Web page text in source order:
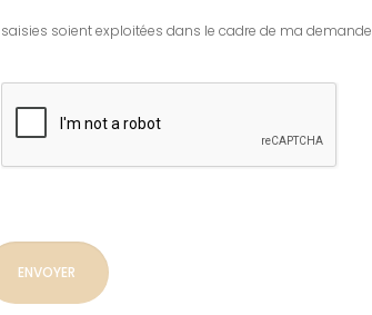
saisies soient exploitées dans le cadre de ma